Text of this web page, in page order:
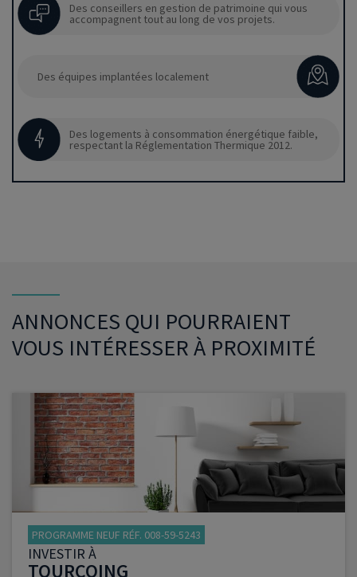
Des conseillers en gestion de patrimoine qui vous
accompagnent tout au long de vos projets.
Des équipes implantées localement
Des logements à consommation énergétique faible,
respectant la Réglementation Thermique 2012.
ANNONCES QUI POURRAIENT
VOUS INTÉRESSER À PROXIMITÉ
PROGRAMME NEUF RÉF. 008-59-5243
INVESTIR À
TOURCOING